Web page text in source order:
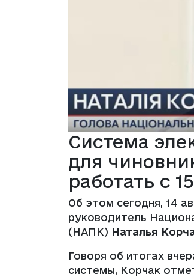
Система
для
работать с
Об этом сегодня, 14
руководитель
(НАПК) Наталья
Говоря об итогах
системы, Корчак